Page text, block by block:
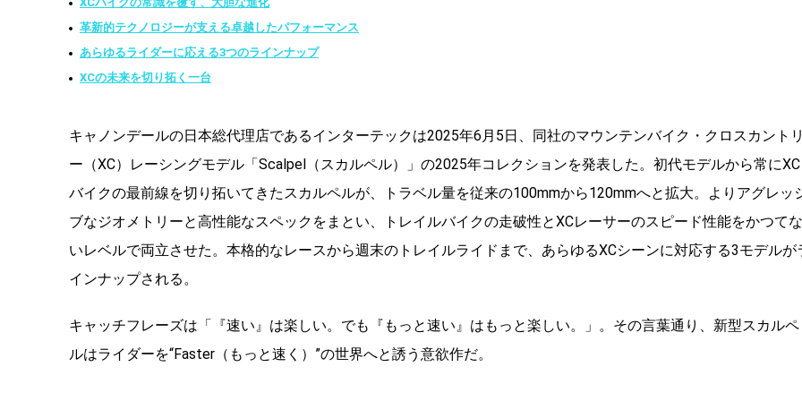
革新的テクノロジーが支える卓越したパフォーマンス
あらゆるライダーに応える3つのラインナップ
XCの未来を切り拓く一台
キャノンデールの日本総代理店であるインターテックは2025年6月5日、同社のマウンテンバイク・クロスカントリ
ー（XC）レーシングモデル「Scalpel（スカルペル）」の2025年コレクションを発表した。初代モデルから常にXC
バイクの最前線を切り拓いてきたスカルペルが、トラベル量を従来の100mmから120mmへと拡大。よりアグレッ
ブなジオメトリーと高性能なスペックをまとい、トレイルバイクの走破性とXCレーサーのスピード性能をかつてな
いレベルで両立させた。本格的なレースから週末のトレイルライドまで、あらゆるXCシーンに対応する3モデルが
インナップされる。
キャッチフレーズは「『速い』は楽しい。でも『もっと速い』はもっと楽しい。」。その言葉通り、新型スカルペ
ルはライダーを“Faster（もっと速く）”の世界へと誘う意欲作だ。